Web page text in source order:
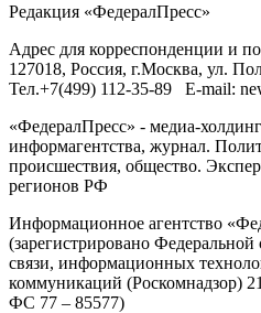
Редакция «ФедералПресс»
Адрес для корреспонденции и
127018, Россия, г.Москва, ул.
Тел.+7(499) 112-35-89 E-mail:
«ФедералПресс» - медиа-
информагентства, журнал.
происшествия, общество.
регионов РФ
Информационное агентство
(зарегистрировано
связи, информационных
коммуникаций (Роскомнадзор)
ФС 77 – 85577)